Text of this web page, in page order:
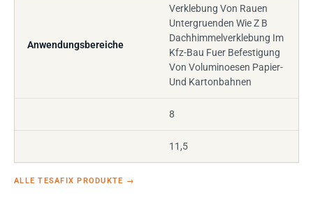
Anwendungsbereiche
Verklebung Von Rauen
Untergruenden Wie Z B
Dachhimmelverklebung Im
Kfz-Bau Fuer Befestigung
Von Voluminoesen Papier-
Und Kartonbahnen
8
11,5
ALLE TESAFIX PRODUKTE →